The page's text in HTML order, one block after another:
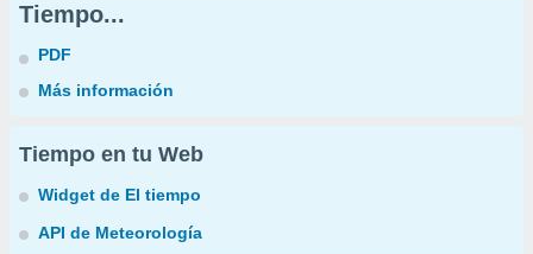
Tiempo...
PDF
Más información
Tiempo en tu Web
Widget de El tiempo
API de Meteorología